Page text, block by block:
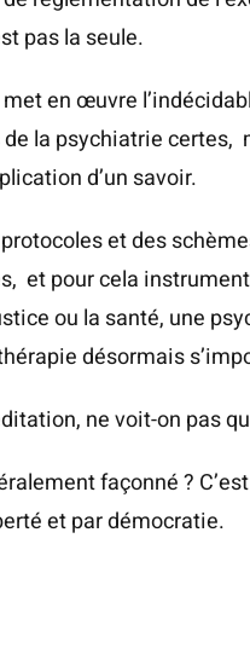
pas la seule.
en œuvre
la psychiatrie certes,
d’un savoir.
protocoles et des
et pour cela
ou la santé, une
désormais
ne voit-on pas
façonné ?
et par démocratie.